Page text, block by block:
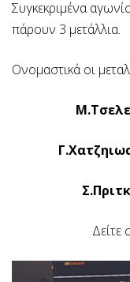
Συγκεκριμένα
πάρουν 3 μετάλλια.
Ονομαστικά οι
Δείτε